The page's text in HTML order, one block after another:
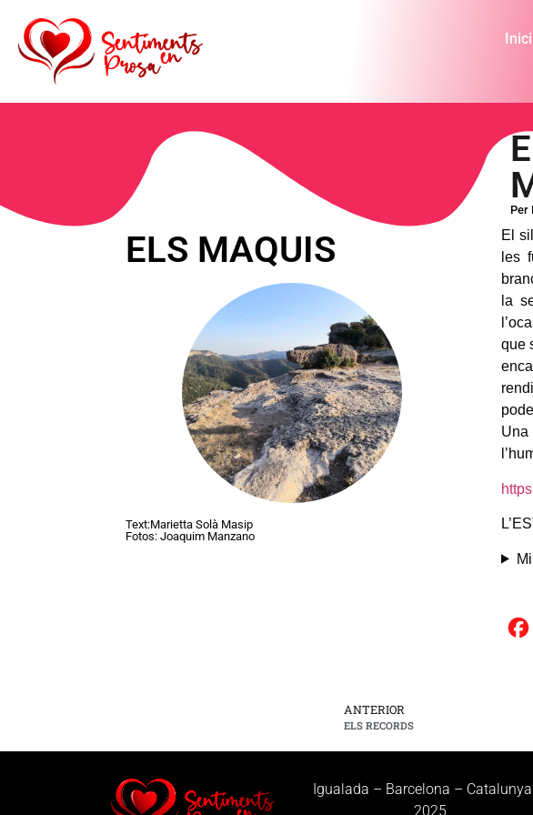
Inici
ELS MAQUIS
Text:Marietta Solà Masip
Fotos: Joaquim Manzano
Per
El
les
la
que
ANTERIOR
ELS RECORDS
Igualada – Barcelona –
2025